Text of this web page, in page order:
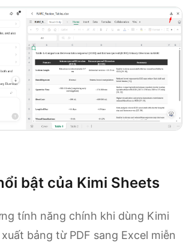
bật của Kimi Sheets
tính năng chính khi dùng Kimi
bảng từ PDF sang Excel miễn